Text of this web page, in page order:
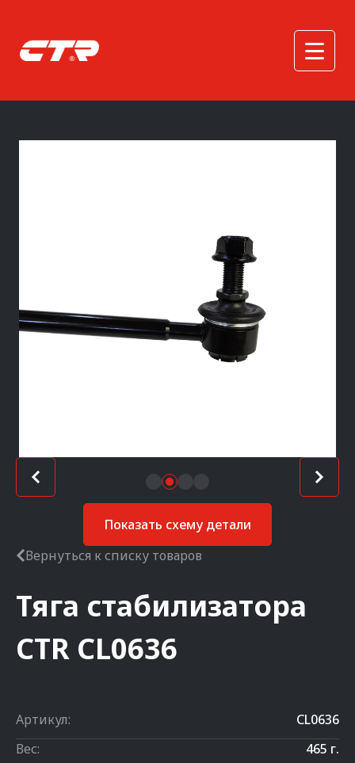
Показать схему детали
Вернуться к списку товаров
Тяга стабилизатора
CTR CL0636
Артикул:
CL0636
Вес:
465 г.